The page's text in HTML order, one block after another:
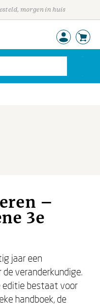
morgen in huis
–
3e
jaar een
veranderkundige.
editie bestaat voor
handboek, de